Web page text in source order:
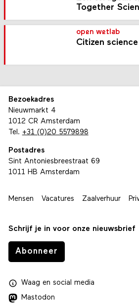
Together
open wetlab
Citizen
Bezoekadres
Nieuwmarkt 4
1012 CR Amsterdam
Tel. +31 (0)20 5579898
Postadres
Sint Antoniesbreestraat 69
1011 HB Amsterdam
Mensen Vacatures Zaalverhuur
Schrijf je in voor onze nieuwsbrief
Abonneer
Waagen social media
Mastodon